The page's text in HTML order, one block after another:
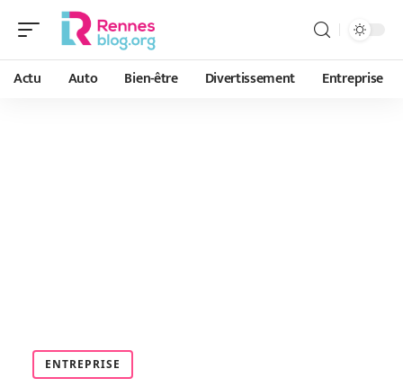
Actu Auto Bien-être Divertissement Entreprise
ENTREPRISE